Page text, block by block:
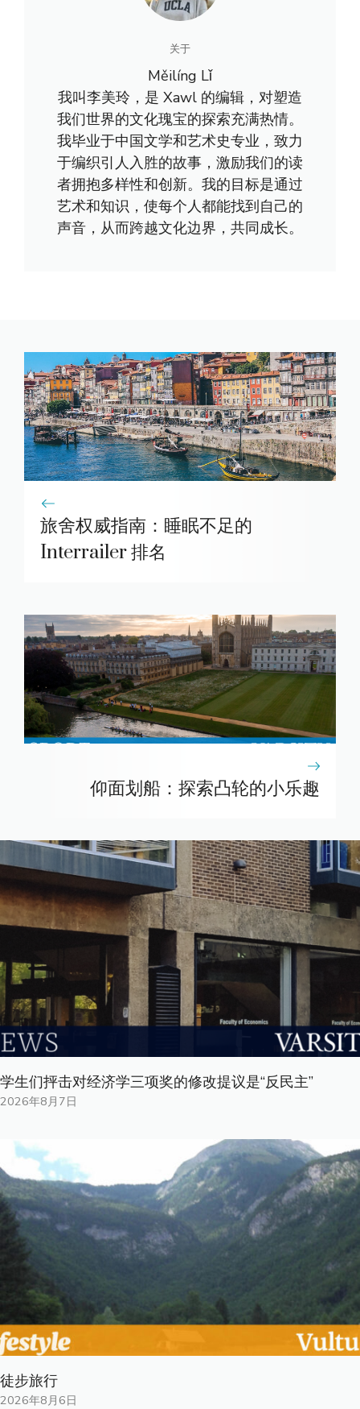
关于
Měilíng Lǐ
我叫李美玲，是 Xawl 的编辑，对塑造
我们世界的文化瑰宝的探索充满热情。
我毕业于中国文学和艺术史专业，致力
于编织引人入胜的故事，激励我们的读
者拥抱多样性和创新。我的目标是通过
艺术和知识，使每个人都能找到自己的
声音，从而跨越文化边界，共同成长。
旅舍权威指南：睡眠不足的
Interrailer 排名
仰面划船：探索凸轮的小乐趣
学生们抨击对经济学三项奖的修改提议是“反民主”
2026年8月7日
徒步旅行
2026年8月6日